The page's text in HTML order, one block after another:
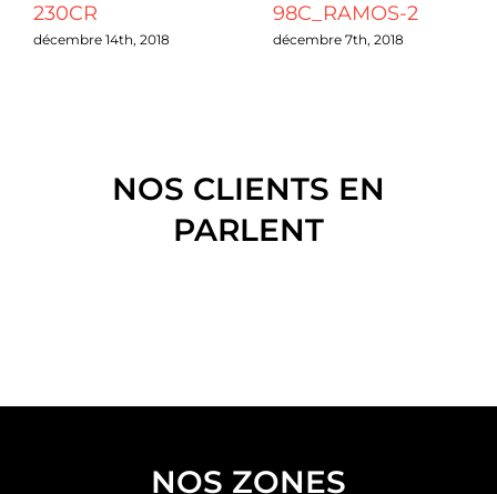
Nous Recrutons
230CR
décembre 14th, 2018
98C_RAMOS-2
décembre 7th, 2018
NOS CLIENTS EN
PARLENT
NOS ZONES